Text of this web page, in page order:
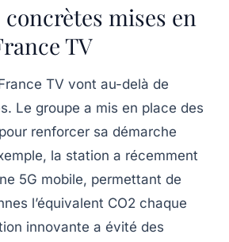
mises en
TV
TV vont au-delà de
Le groupe a mis en place des
renforcer sa démarche
la station a récemment
5G mobile, permettant de
l’équivalent CO2 chaque
innovante a évité des